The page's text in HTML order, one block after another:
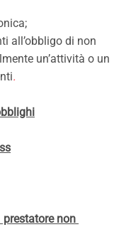
all’obbligo di non
un’attività o un
.
non